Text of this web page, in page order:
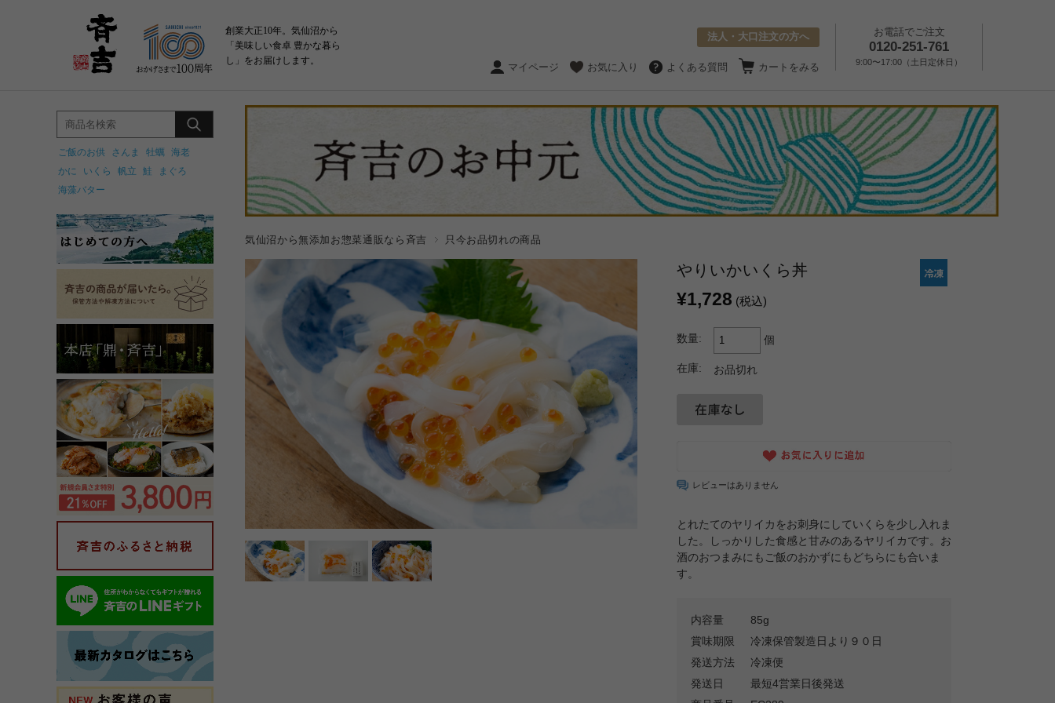
創業大正10年。気仙沼から
「美味しい食卓 豊かな暮ら
し」をお届けします。
お電話でご注文
0120-251-761
9:00〜17:00（土日定休日）
法人・大口注文の方へ
マイページ お気に入り よくある質問 カートをみる
気仙沼から無添加お惣菜通販なら斉吉 只今お品切れの商品
やりいかいくら丼
¥1,728 (税込)
数量: 個
在庫: お品切れ
レビューはありません
とれたてのヤリイカをお刺身にしていくらを少し入れま
した。しっかりした食感と甘みのあるヤリイカです。お
酒のおつまみにもご飯のおかずにもどちらにも合いま
す。
内容量
85g
賞味期限
冷凍保管製造日より９０日
発送方法
冷凍便
発送日
最短4営業日後発送
ご飯のお供 さんま 牡蠣 海老
かに
いくら 帆立 鮭
まぐろ
海藻バター